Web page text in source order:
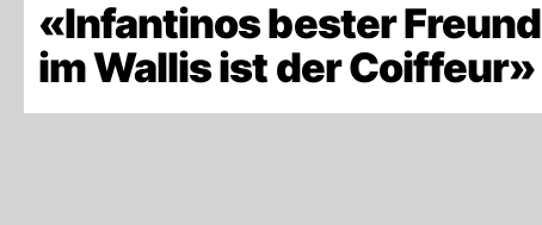
«Infantinos bester Freund
im Wallis ist der Coiffeur»